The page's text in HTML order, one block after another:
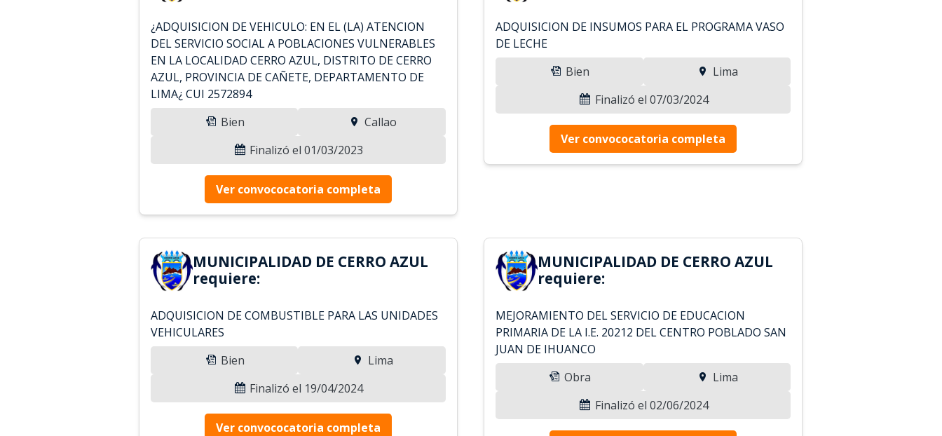
¿ADQUISICION DE VEHICULO: EN EL (LA) ATENCION
DEL SERVICIO SOCIAL A POBLACIONES VULNERABLES
EN LA LOCALIDAD CERRO AZUL, DISTRITO DE CERRO
AZUL, PROVINCIA DE CAÑETE, DEPARTAMENTO DE
LIMA¿ CUI 2572894
Bien
Callao
Finalizó el 01/03/2023
Ver convococatoria completa
ADQUISICION DE INSUMOS PARA EL PROGRAMA VASO
DE LECHE
Bien
Lima
Finalizó el 07/03/2024
Ver convococatoria completa
MUNICIPALIDAD DE CERRO AZUL
requiere:
ADQUISICION DE COMBUSTIBLE PARA LAS UNIDADES
VEHICULARES
Bien
Lima
Finalizó el 19/04/2024
Ver convococatoria completa
MUNICIPALIDAD DE CERRO AZUL
requiere:
MEJORAMIENTO DEL SERVICIO DE EDUCACION
PRIMARIA DE LA I.E. 20212 DEL CENTRO POBLADO SAN
JUAN DE IHUANCO
Obra
Lima
Finalizó el 02/06/2024